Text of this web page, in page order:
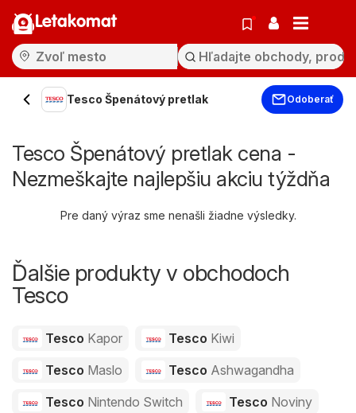
Letakomat
Tesco Špenátový pretlak Odoberať
Tesco Špenátový pretlak cena -
Nezmeškajte najlepšiu akciu týždňa
Pre daný výraz sme nenašli žiadne výsledky.
Ďalšie produkty v obchodoch
Tesco
Tesco Kapor Tesco Kiwi
Tesco Maslo Tesco Ashwagandha
Tesco Nintendo Switch Tesco Noviny